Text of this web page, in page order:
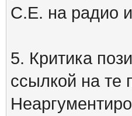
С.Е. на радио
5. Критика
ссылкой на те